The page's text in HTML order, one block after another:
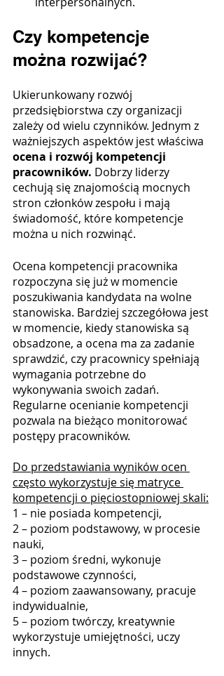
Czy kompetencje
można rozwijać?
Ukierunkowany rozwój
przedsiębiorstwa czy organizacji
zależy od wielu czynników. Jednym z
ważniejszych aspektów jest właściwa
ocena i rozwój kompetencji
pracowników. Dobrzy liderzy
cechują sięznajomością mocnych
stron członków zespołu i mają
świadomość, które kompetencje
można u nich rozwinąć.
Ocena kompetencji pracownika
rozpoczyna się już w momencie
poszukiwania kandydata na wolne
stanowiska. Bardziej szczegółowa jest
w momencie, kiedy stanowiska są
obsadzone, a ocena ma za zadanie
sprawdzić, czy pracownicy spełniają
wymagania potrzebne do
wykonywania swoich zadań.
Regularne ocenianie kompetencji
pozwala na bieżąco monitorować
postępy pracowników.
Do przedstawiania wyników ocen
często wykorzystuje się matryce
kompetencji o pięciostopniowej skali:
1 – nie posiada kompetencji,
2 – poziom podstawowy, w procesie
nauki,
3 – poziom średni, wykonuje
podstawowe czynności,
4 – poziom zaawansowany, pracuje
indywidualnie,
5 – poziom twórczy, kreatywnie
wykorzystuje umiejętności, uczy
innych.